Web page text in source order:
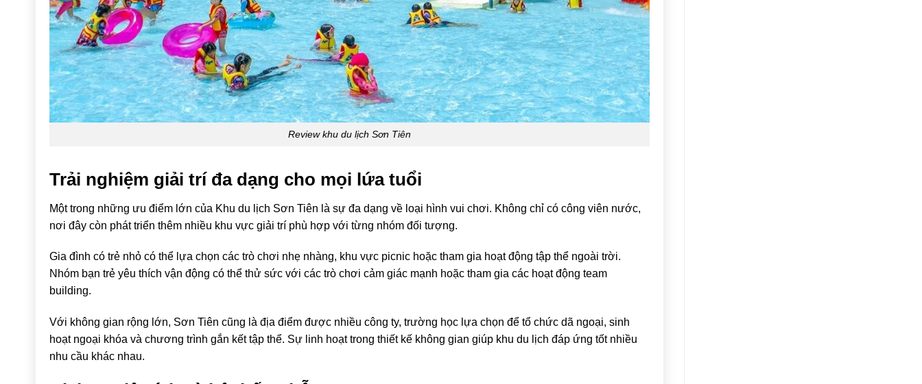
Review khu du lịch Sơn Tiên
Trải nghiệm giải trí đa dạng cho mọi lứa tuổi
Một trong những ưu điểm lớn của Khu du lịch Sơn Tiên là sự đa dạng về loại hình vui chơi. Không chỉ có công viên nước,
nơi đây còn phát triển thêm nhiều khu vực giải trí phù hợp với từng nhóm đối tượng.
Gia đình có trẻ nhỏ có thể lựa chọn các trò chơi nhẹ nhàng, khu vực picnic hoặc tham gia hoạt động tập thể ngoài trời.
Nhóm bạn trẻ yêu thích vận động có thể thử sức với các trò chơi cảm giác mạnh hoặc tham gia các hoạt động team
building.
Với không gian rộng lớn, Sơn Tiên cũng là địa điểm được nhiều công ty, trường học lựa chọn để tổ chức dã ngoại, sinh
hoạt ngoại khóa và chương trình gắn kết tập thể. Sự linh hoạt trong thiết kế không gian giúp khu du lịch đáp ứng tốt nhiều
nhu cầu khác nhau.